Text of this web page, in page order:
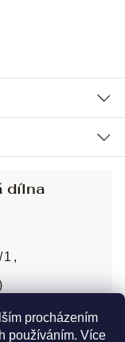
procházením
používáním. Více
dílna